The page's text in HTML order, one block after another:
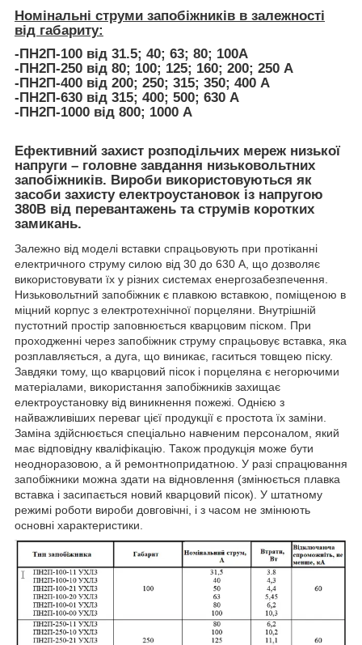
Номінальні струми запобіжників в залежності
від габариту:
-ПН2П-100 від 31.5; 40; 63; 80; 100А
-ПН2П-250 від 80; 100; 125; 160; 200; 250 А
-ПН2П-400 від 200; 250; 315; 350; 400 А
-ПН2П-630 від 315; 400; 500; 630 А
-ПН2П-1000 від 800; 1000 А
Ефективний захист розподільчих мереж низької
напруги – головне завдання низьковольтних
запобіжників. Вироби використовуються як
засоби захисту електроустановок із напругою
380В від перевантажень та струмів коротких
замикань.
Залежно від моделі вставки спрацьовують при протіканні
електричного струму силою від 30 до 630 А, що дозволяє
використовувати їх у різних системах енергозабезпечення.
Низьковольтний запобіжник є плавкою вставкою, поміщеною в
міцний корпус з електротехнічної порцеляни. Внутрішній
пустотний простір заповнюється кварцовим піском. При
проходженні через запобіжник струму спрацьовує вставка, яка
розплавляється, а дуга, що виникає, гаситься товщею піску.
Завдяки тому, що кварцовий пісок і порцеляна є негорючими
матеріалами, використання запобіжників захищає
електроустановку від виникнення пожежі. Однією з
найважливіших переваг цієї продукції є простота їх заміни.
Заміна здійснюється спеціально навченим персоналом, який
має відповідну кваліфікацію. Також продукція може бути
неодноразовою, а й ремонтнопридатною. У разі спрацювання
запобіжники можна здати на відновлення (змінюється плавка
вставка і засипається новий кварцовий пісок). У штатному
режимі роботи вироби довговічні, і з часом не змінюють
основні характеристики.